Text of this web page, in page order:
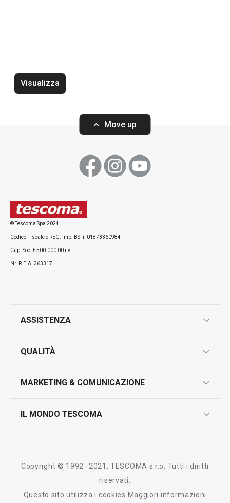
Tutti i prodotti della linea ProfiMATE
Visualizza
Move up
© Tescoma Spa 2024
Codice Fiscale e REG. Imp. BS n. 01873360984
Cap. Soc. € 500.000,00 i.v.
Nr. R.E.A. 363317
ASSISTENZA
contatti
QUALITÀ
test sui prodotti
MARKETING & COMUNICAZIONE
IL MONDO TESCOMA
Tescoma nel mondo
Copyright © 1992–2021, TESCOMA s.r.o. Tutti i diritti
riservati.
Questo sito utilizza i cookies Maggiori informazioni